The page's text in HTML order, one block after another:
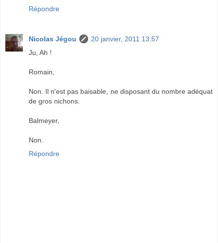
Répondre
Nicolas Jégou
20 janvier, 2011 13:57
Ju, Ah !
Romain,
Non. Il n'est pas baisable, ne disposant du nombre adéquat
de gros nichons.
Balmeyer,
Non.
Répondre